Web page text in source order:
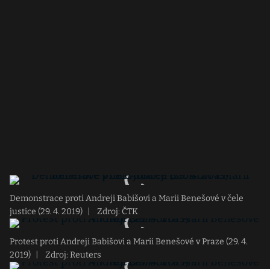
Demonstrace proti Andreji Babišovi a Marii Benešové v čele
justice (29. 4. 2019)
Zdroj: ČTK
Protest proti Andreji Babišovi a Marii Benešové v Praze (29. 4.
2019)
Zdroj: Reuters